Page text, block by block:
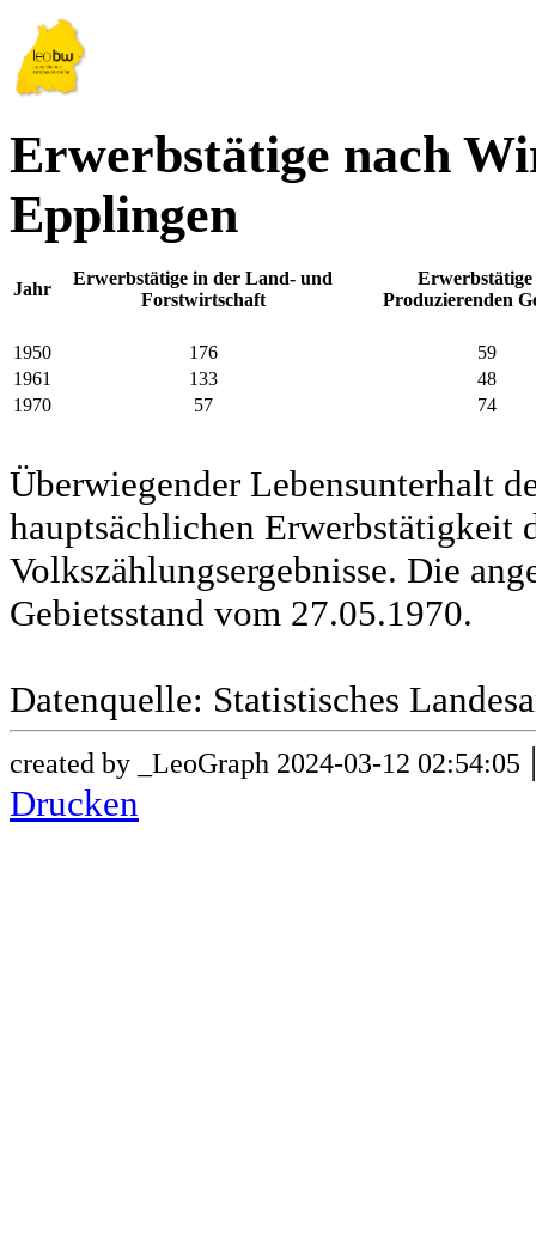
Erwerbstätige nach
Epplingen
Jahr
Erwerbstätige in der Land- und
Forstwirtschaft
Erwerbstätige
Produzierenden
1950 176
59
1961
133
48
1970
57 74
Überwiegender Lebensunterhalt
hauptsächlichen Erwerbstätigkeit
Volkszählungsergebnisse. Die
Gebietsstand vom 27.05.1970.
Datenquelle: Statistisches
created by _LeoGraph 2024-03-12 02:54:05
Drucken